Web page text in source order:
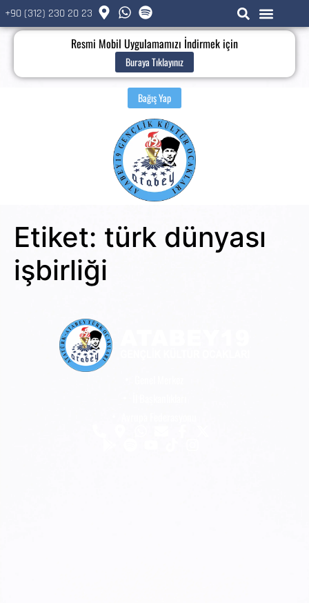
+90 (312) 230 20 23
Resmi Mobil Uygulamamızı İndirmek için
Buraya Tıklayınız
Bağış Yap
Etiket: türk dünyası
işbirliği